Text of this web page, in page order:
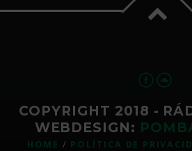
COPYRIGHT 2018 -
WEBDESIGN:
HOME POLÍTICA DE